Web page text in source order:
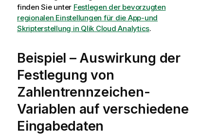
finden Sie unter Festlegen der bevorzugten
regionalen Einstellungen für die App-und
Skripterstellung in Qlik Cloud Analytics.
Beispiel – Auswirkung der
Festlegung von
Zahlentrennzeichen-
Variablen auf verschiedene
Eingabedaten